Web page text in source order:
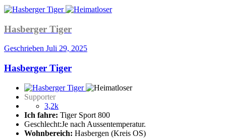
Hasberger Tiger
Geschrieben Juli 29, 2025
Hasberger Tiger
Supporter
3,2k
Ich fahre: Tiger Sport 800
Geschlecht:Je nach Aussentemperatur.
Wohnbereich: Hasbergen (Kreis OS)